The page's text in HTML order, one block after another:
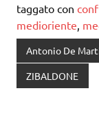
taggato con
medioriente
Antonio De
ZIBALDONE